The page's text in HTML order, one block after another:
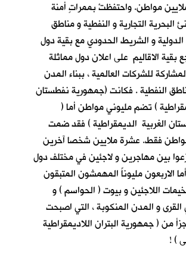
مواطن. واحتفظتْ بممراتٍ أمنة
البحرية التجارية و النفطية و مناطق
الدولية و الشريط الحدودي مع بقية دول
بقية الاقاليم على اعلان دول مماثلة
للشركات العالمية ، ببناء المدن
النفطية . فكانت (جمهورية نفطستان
) تضم مليوني مواطن أما (
الغربية الديمقراطية ) فقد ضمت
مواطن فقط. عشرة ملايين شخصا آخرين
بين مهاجرين و لاجئين في مختلف دول
الاربعون مليوناً المهمشون المتبقون
اللاجئين و بيوت ( الحواسم ) و
القرى و المدن المنكوبة ، التي اصبحت
من ( جمهورية البتران اللاديمقراطية
) !